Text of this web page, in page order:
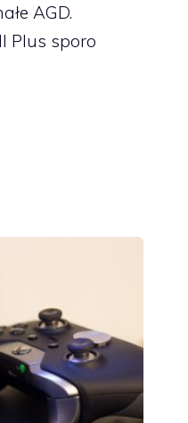
AGD.
Plus sporo